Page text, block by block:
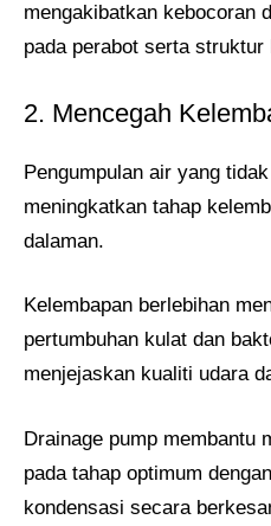
mengakibatkan kebocoran
pada perabot serta struktur
2. Mencegah
Pengumpulan air yang
meningkatkan tahap
dalaman.
Kelembapan berlebihan
pertumbuhan kulat dan
menjejaskan kualiti udara
Drainage pump membantu
pada tahap optimum
kondensasi secara